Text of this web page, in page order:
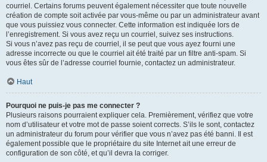
courriel. Certains forums peuvent également nécessiter que toute nouvelle
création de compte soit activée par vous-même ou par un administrateur avant
que vous puissiez vous connecter. Cette information est indiquée lors de
l’enregistrement. Si vous avez reçu un courriel, suivez ses instructions.
Si vous n’avez pas reçu de courriel, il se peut que vous ayez fourni une
adresse incorrecte ou que le courriel ait été traité par un filtre anti-spam. Si
vous êtes sûr de l’adresse courriel fournie, contactez un administrateur.
Haut
Pourquoi ne puis-je pas me connecter ?
Plusieurs raisons pourraient expliquer cela. Premièrement, vérifiez que votre
nom d’utilisateur et votre mot de passe soient corrects. S’ils le sont, contactez
un administrateur du forum pour vérifier que vous n’avez pas été banni. Il est
également possible que le propriétaire du site Internet ait une erreur de
configuration de son côté, et qu’il devra la corriger.